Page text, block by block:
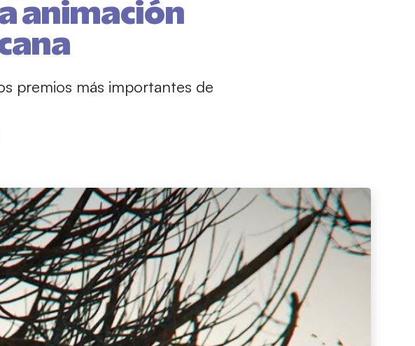
animación
premios más importantes de